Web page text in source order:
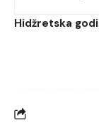
Hidžretska